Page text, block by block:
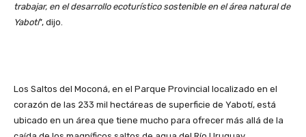
trabajar, en el desarrollo ecoturístico sostenible en el área natural de
Yabotí”, dijo.
Los Saltos del Moconá, en el Parque Provincial localizado en el
corazón de las 233 mil hectáreas de superficie de Yabotí, está
ubicado en un área que tiene mucho para ofrecer más allá de la